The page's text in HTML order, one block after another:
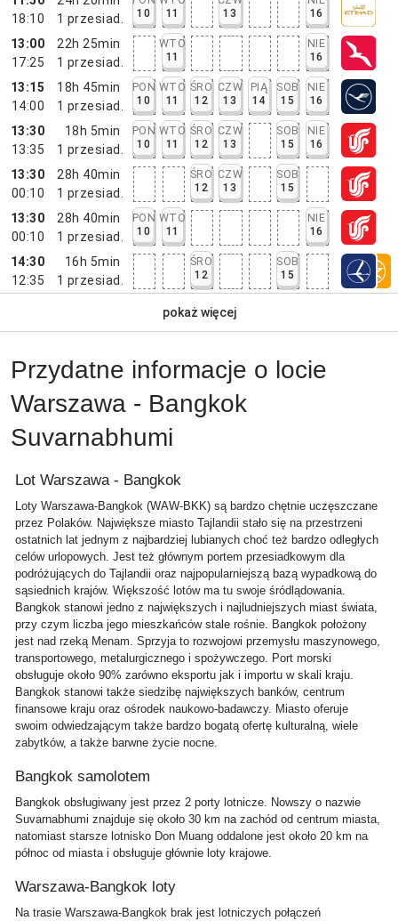
18:10
1 przesiad.
10
11
13
16
13:00
17:25
22h 25min
1 przesiad.
WTO
11
NIE
16
13:15
14:00
18h 45min
1 przesiad.
PON
10
WTO
11
ŚRO
12
CZW
13
PIĄ
14
SOB
15
NIE
16
13:30
13:35
18h 5min
1 przesiad.
PON
10
WTO
11
ŚRO
12
CZW
13
SOB
15
NIE
16
13:30
00:10
28h 40min
1 przesiad.
ŚRO
12
CZW
13
SOB
15
13:30
00:10
28h 40min
1 przesiad.
PON
10
WTO
11
NIE
16
14:30
12:35
16h 5min
1 przesiad.
ŚRO
12
SOB
15
pokaż więcej
Przydatne informacje o locie
Warszawa - Bangkok
Suvarnabhumi
Lot Warszawa - Bangkok
Loty Warszawa-Bangkok (WAW-BKK) są bardzo chętnie uczęszczane
przez Polaków. Największe miasto Tajlandii stało się na przestrzeni
ostatnich lat jednym z najbardziej lubianych choć też bardzo odległych
celów urlopowych. Jest też głównym portem przesiadkowym dla
podróżujących do Tajlandii oraz najpopularniejszą bazą wypadkową do
sąsiednich krajów. Większość lotów ma tu swoje śródlądowania.
Bangkok stanowi jedno z największych i najludniejszych miast świata,
przy czym liczba jego mieszkańców stale rośnie. Bangkok położony
jest nad rzeką Menam. Sprzyja to rozwojowi przemysłu maszynowego,
transportowego, metalurgicznego i spożywczego. Port morski
obsługuje około 90% zarówno eksportu jak i importu w skali kraju.
Bangkok stanowi także siedzibę największych banków, centrum
finansowe kraju oraz ośrodek naukowo-badawczy. Miasto oferuje
swoim odwiedzającym także bardzo bogatą ofertę kulturalną, wiele
zabytków, a także barwne życie nocne.
Bangkok samolotem
Bangkok obsługiwany jest przez 2 porty lotnicze. Nowszy o nazwie
Suvarnabhumi znajduje się około 30 km na zachód od centrum miasta,
natomiast starsze lotnisko Don Muang oddalone jest około 20 km na
północ od miasta i obsługuje głównie loty krajowe.
Warszawa-Bangkok loty
Na trasie Warszawa-Bangkok brak jest lotniczych połączeń